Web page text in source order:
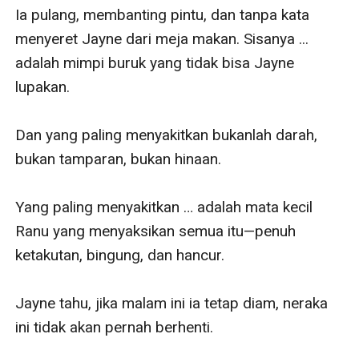
Ia pulang, membanting pintu, dan tanpa kata
menyeret Jayne dari meja makan. Sisanya ...
adalah mimpi buruk yang tidak bisa Jayne
lupakan.
Dan yang paling menyakitkan bukanlah darah,
bukan tamparan, bukan hinaan.
Yang paling menyakitkan … adalah mata kecil
Ranu yang menyaksikan semua itu—penuh
ketakutan, bingung, dan hancur.
Jayne tahu, jika malam ini ia tetap diam, neraka
ini tidak akan pernah berhenti.